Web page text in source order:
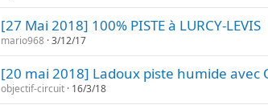
[27 Mai 2018] 100% PISTE à LURCY-LEVIS
mario968 3/12/17
[20 mai 2018] Ladoux piste humide avec
objectif-circuit 16/3/18